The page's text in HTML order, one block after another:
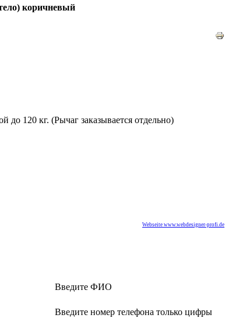
коричневый
120 кг. (Рычаг заказывается отдельно)
Webseite www.webdesigner-profi.de
Введите ФИО
Введите номер телефона только цифры